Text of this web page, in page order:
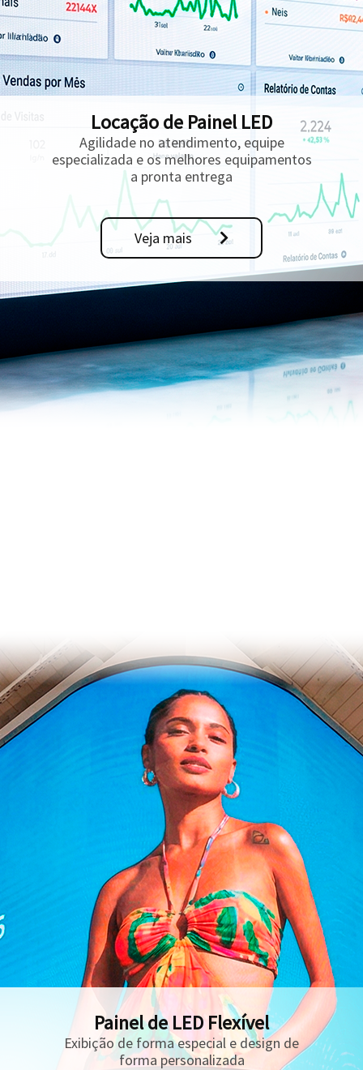
Locação de Painel LED
Agilidade no atendimento, equipe
especializada e os melhores equipamentos
a pronta entrega
Veja mais
Painel de LED Flexível
Exibição de forma especial e design de
forma personalizada